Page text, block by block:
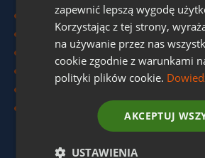
Wygoda Ski
Wygoda Family
Wygoda Active
Incoming
zapewnić lepszą wygodę
Korzystając z tej strony,
na używanie przez nas
cookie zgodnie z warunkami
polityki plików cookie.
AKCEPTUJ
USTAWIENIA